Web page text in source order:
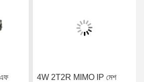
4W 2T2R MIMO IP মেশ